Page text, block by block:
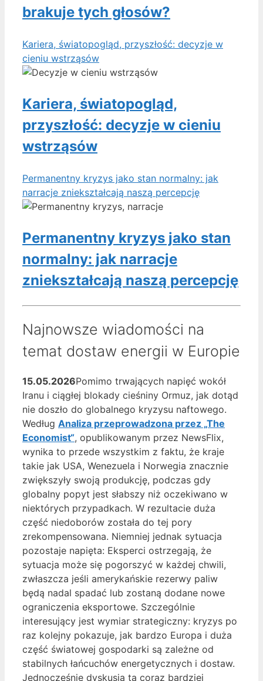
brakuje tych głosów?
Kariera, światopogląd, przyszłość: decyzje w
cieniu wstrząsów
Kariera, światopogląd,
przyszłość: decyzje w cieniu
wstrząsów
Permanentny kryzys jako stan normalny: jak
narracje zniekształcają naszą percepcję
Permanentny kryzys jako stan
normalny: jak narracje
zniekształcają naszą percepcję
Najnowsze wiadomości na
temat dostaw energii w Europie
15.05.2026Pomimo trwających napięć wokół
Iranu i ciągłej blokady cieśniny Ormuz, jak dotąd
nie doszło do globalnego kryzysu naftowego.
Według Analiza przeprowadzona przez „The
Economist“, opublikowanym przez NewsFlix,
wynika to przede wszystkim z faktu, że kraje
takie jak USA, Wenezuela i Norwegia znacznie
zwiększyły swoją produkcję, podczas gdy
globalny popyt jest słabszy niż oczekiwano w
niektórych przypadkach. W rezultacie duża
część niedoborów została do tej pory
zrekompensowana. Niemniej jednak sytuacja
pozostaje napięta: Eksperci ostrzegają, że
sytuacja może się pogorszyć w każdej chwili,
zwłaszcza jeśli amerykańskie rezerwy paliw
będą nadal spadać lub zostaną dodane nowe
ograniczenia eksportowe. Szczególnie
interesujący jest wymiar strategiczny: kryzys po
raz kolejny pokazuje, jak bardzo Europa i duża
część światowej gospodarki są zależne od
stabilnych łańcuchów energetycznych i dostaw.
Jednocześnie dyskusja ta coraz bardziej